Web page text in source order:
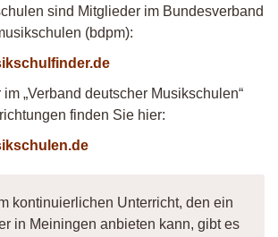
sind Mitglieder im Bundesverband
(bdpm):
„Verband deutscher Musikschulen“
finden Sie hier:
kontinuierlichen Unterricht, den ein
in Meiningen anbieten kann, gibt es